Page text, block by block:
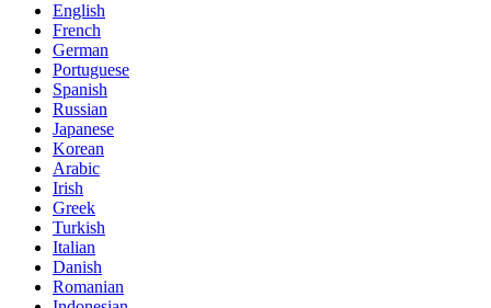
English
French
German
Portuguese
Spanish
Russian
Japanese
Korean
Arabic
Irish
Greek
Turkish
Italian
Danish
Romanian